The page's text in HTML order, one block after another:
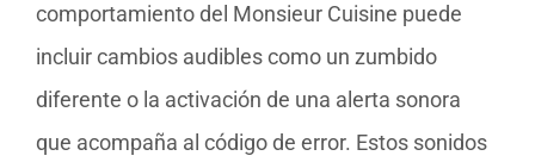
comportamiento del Monsieur Cuisine puede
incluir cambios audibles como un zumbido
diferente o la activación de una alerta sonora
que acompaña al código de error. Estos sonidos